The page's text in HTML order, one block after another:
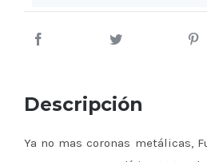
Descripción
Ya no mas coronas metálicas,